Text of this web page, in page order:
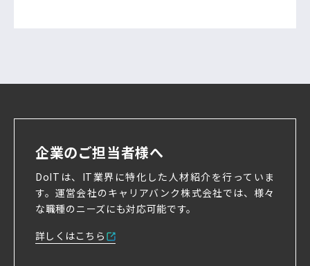
企業のご担当者様へ
DoITは、IT業界に特化した人材紹介を行っていま
す。運営会社のキャリアバンク株式会社では、様々
な職種のニーズにも対応可能です。
詳しくはこちら